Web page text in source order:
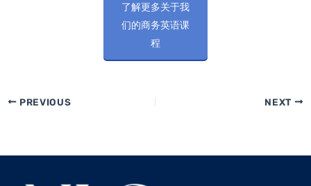
了解更多关于我
们的商务英语课
程
PREVIOUS NEXT